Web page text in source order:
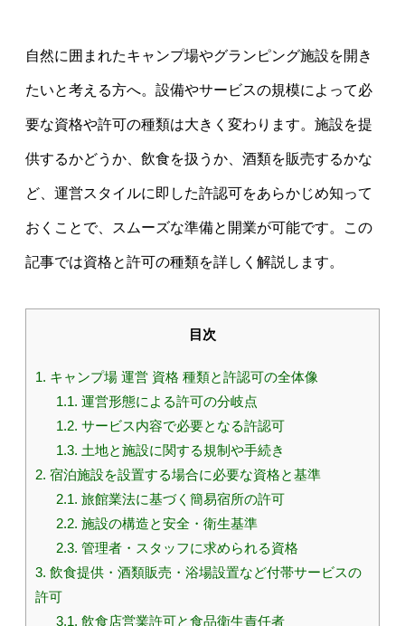
自然に囲まれたキャンプ場やグランピング施設を開き
たいと考える方へ。設備やサービスの規模によって必
要な資格や許可の種類は大きく変わります。施設を提
供するかどうか、飲食を扱うか、酒類を販売するかな
ど、運営スタイルに即した許認可をあらかじめ知って
おくことで、スムーズな準備と開業が可能です。この
記事では資格と許可の種類を詳しく解説します。
目次
1. キャンプ場 運営 資格 種類と許認可の全体像
1.1. 運営形態による許可の分岐点
1.2. サービス内容で必要となる許認可
1.3. 土地と施設に関する規制や手続き
2. 宿泊施設を設置する場合に必要な資格と基準
2.1. 旅館業法に基づく簡易宿所の許可
2.2. 施設の構造と安全・衛生基準
2.3. 管理者・スタッフに求められる資格
3. 飲食提供・酒類販売・浴場設置など付帯サービスの
許可
3.1. 飲食店営業許可と食品衛生責任者